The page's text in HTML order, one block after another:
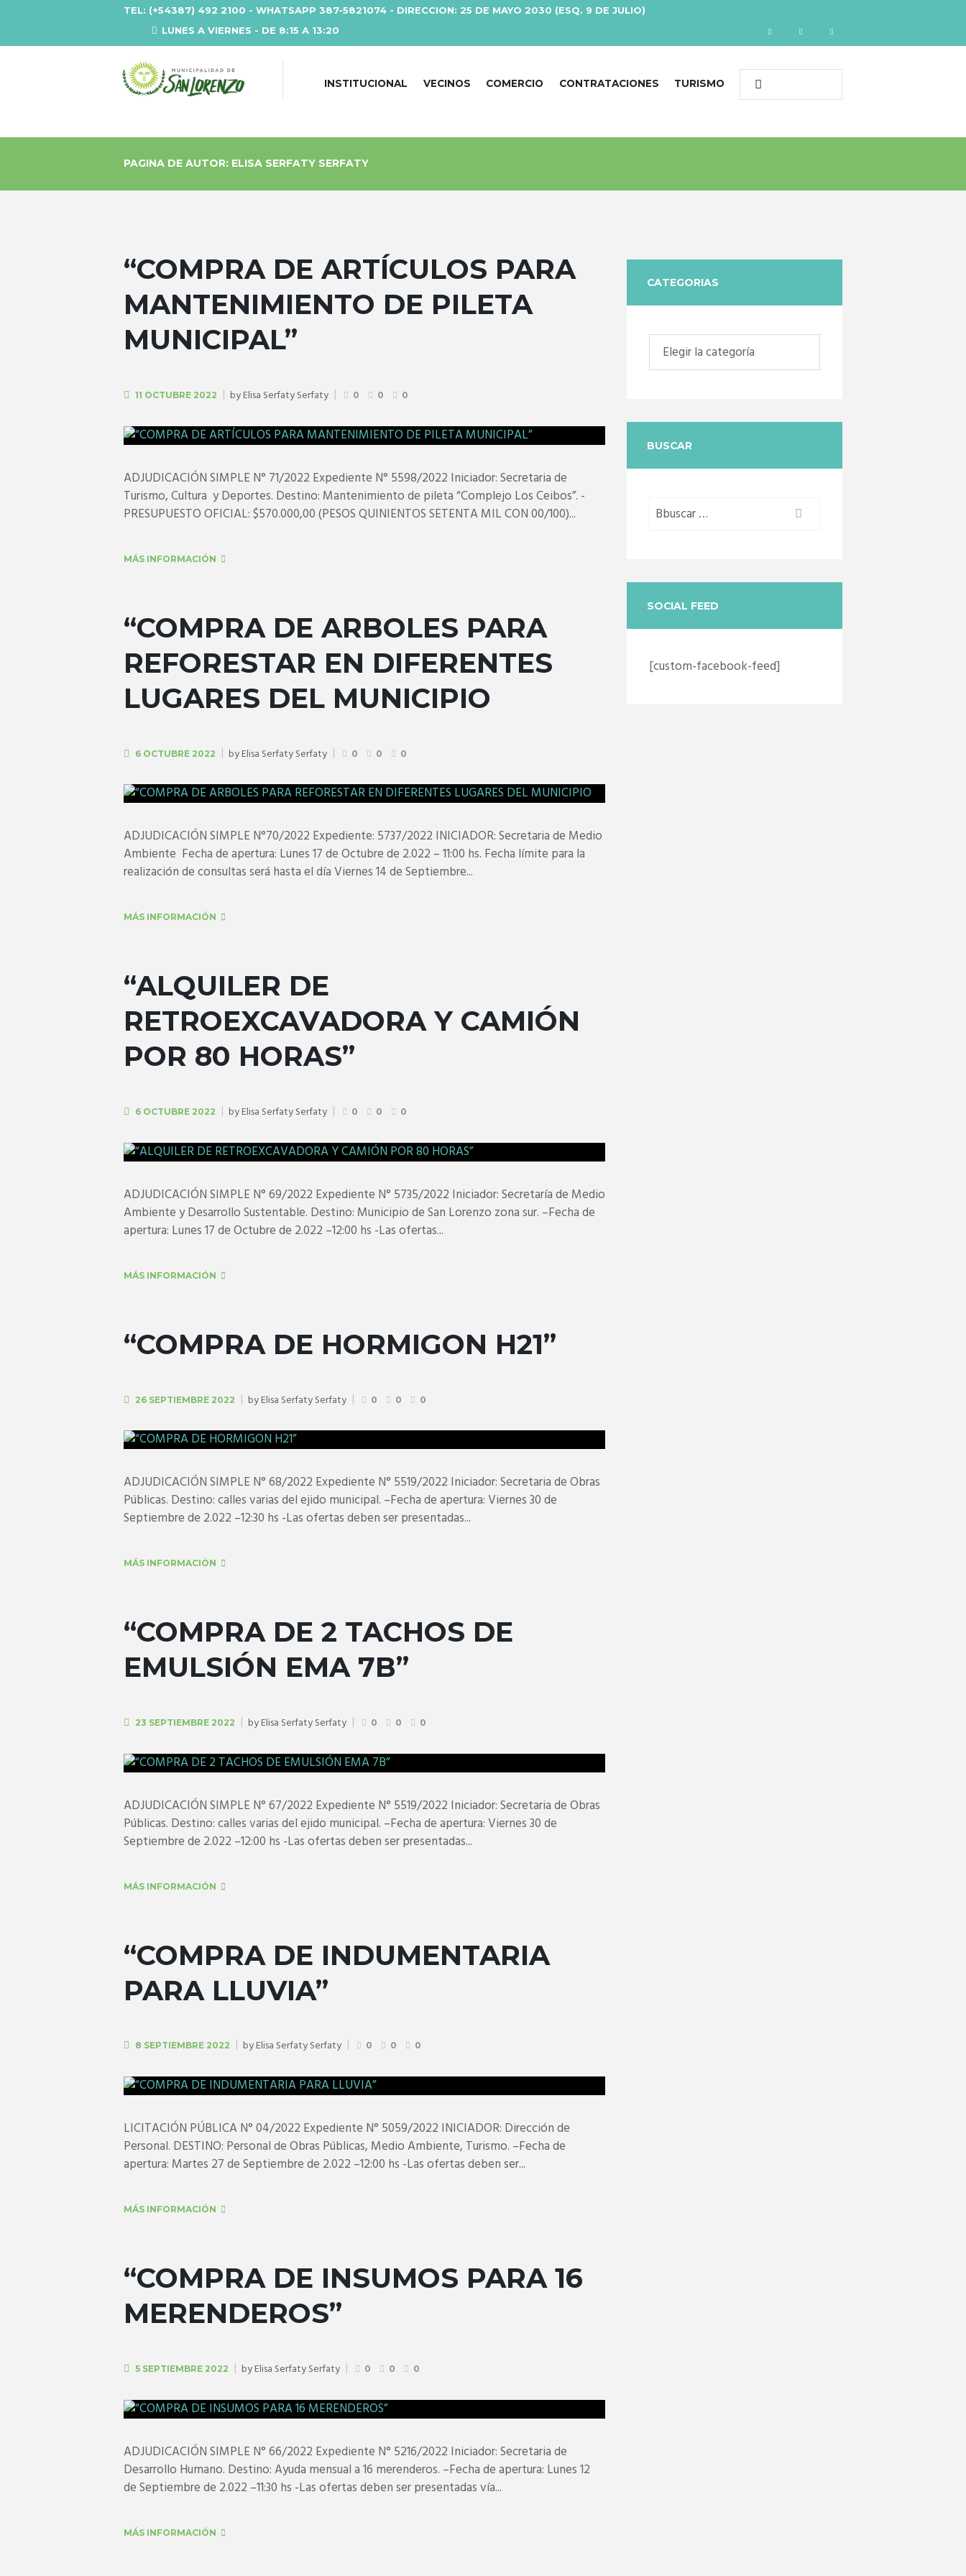
TEL: (+54387) 492 2100 - WHATSAPP 387-5821074 - DIRECCION: 25 DE MAYO 2030 (ESQ. 9 DE JULIO)
LUNES A VIERNES - DE 8:15 A 13:20
INSTITUCIONAL VECINOS COMERCIO CONTRATACIONES TURISMO
PAGINA DE AUTOR: ELISA SERFATY SERFATY
“COMPRA DE ARTÍCULOS PARA
MANTENIMIENTO DE PILETA
MUNICIPAL”
11 OCTUBRE 2022 byElisa Serfaty Serfaty 0 0 0
ADJUDICACIÓN SIMPLE N° 71/2022 Expediente N° 5598/2022 Iniciador: Secretaria de
Turismo, Cultura y Deportes. Destino: Mantenimiento de pileta “Complejo Los Ceibos”. -
PRESUPUESTO OFICIAL: $570.000,00 (PESOS QUINIENTOS SETENTA MIL CON 00/100)...
MÁS INFORMACIÓN
“COMPRA DE ARBOLES PARA
REFORESTAR EN DIFERENTES
LUGARES DEL MUNICIPIO
6 OCTUBRE 2022 byElisa Serfaty Serfaty 0 0 0
ADJUDICACIÓN SIMPLE N°70/2022 Expediente: 5737/2022 INICIADOR: Secretaria de Medio
Ambiente Fecha de apertura: Lunes 17 de Octubre de 2.022 – 11:00 hs. Fecha límite para la
realización de consultas será hasta el día Viernes 14 de Septiembre...
MÁS INFORMACIÓN
“ALQUILER DE
RETROEXCAVADORA Y CAMIÓN
POR 80 HORAS”
6 OCTUBRE 2022 byElisa Serfaty Serfaty 0 0 0
ADJUDICACIÓN SIMPLE N° 69/2022 Expediente N° 5735/2022 Iniciador: Secretaría de Medio
Ambiente y Desarrollo Sustentable. Destino: Municipio de San Lorenzo zona sur. –Fecha de
apertura: Lunes 17 de Octubre de 2.022 –12:00 hs -Las ofertas...
MÁS INFORMACIÓN
“COMPRA DE HORMIGON H21”
26 SEPTIEMBRE 2022 byElisa Serfaty Serfaty 0 0 0
ADJUDICACIÓN SIMPLE N° 68/2022 Expediente N° 5519/2022 Iniciador: Secretaria de Obras
Públicas. Destino: calles varias del ejido municipal. –Fecha de apertura: Viernes 30 de
Septiembre de 2.022 –12:30 hs -Las ofertas deben ser presentadas...
MÁS INFORMACIÓN
“COMPRA DE 2 TACHOS DE
EMULSIÓN EMA 7B”
23 SEPTIEMBRE 2022 byElisa Serfaty Serfaty 0 0 0
ADJUDICACIÓN SIMPLE N° 67/2022 Expediente N° 5519/2022 Iniciador: Secretaria de Obras
Públicas. Destino: calles varias del ejido municipal. –Fecha de apertura: Viernes 30 de
Septiembre de 2.022 –12:00 hs -Las ofertas deben ser presentadas...
MÁS INFORMACIÓN
“COMPRA DE INDUMENTARIA
PARA LLUVIA”
8 SEPTIEMBRE 2022 byElisa Serfaty Serfaty 0 0 0
LICITACIÓN PÚBLICA N° 04/2022 Expediente N° 5059/2022 INICIADOR: Dirección de
Personal. DESTINO: Personal de Obras Públicas, Medio Ambiente, Turismo. –Fecha de
apertura: Martes 27 de Septiembre de 2.022 –12:00 hs -Las ofertas deben ser...
MÁS INFORMACIÓN
“COMPRA DE INSUMOS PARA 16
MERENDEROS”
5 SEPTIEMBRE 2022 byElisa Serfaty Serfaty 0 0 0
ADJUDICACIÓN SIMPLE N° 66/2022 Expediente N° 5216/2022 Iniciador: Secretaria de
Desarrollo Humano. Destino: Ayuda mensual a 16 merenderos. –Fecha de apertura: Lunes 12
de Septiembre de 2.022 –11:30 hs -Las ofertas deben ser presentadas vía...
MÁS INFORMACIÓN
CATEGORIAS
Categorias
BUSCAR
SOCIAL FEED
[custom-facebook-feed]